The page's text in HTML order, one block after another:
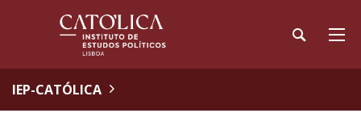
IEP-CATÓLICA